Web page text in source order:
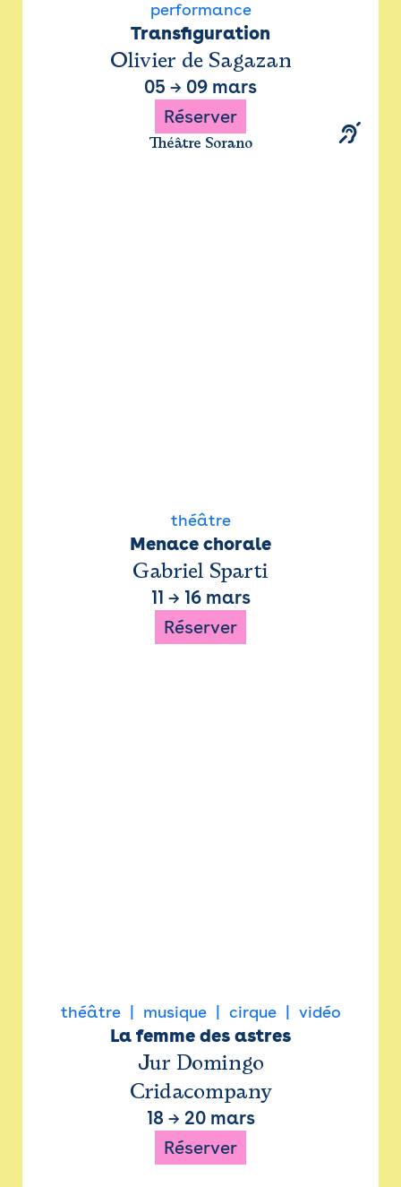
performance
Transfiguration
Olivier de Sagazan
05 → 09 mars
Réserver
Théâtre Sorano
théâtre
Menace chorale
Gabriel Sparti
11 → 16 mars
Réserver
théâtre musique cirque vidéo
La femme des astres
Jur Domingo
Cridacompany
18 → 20 mars
Réserver